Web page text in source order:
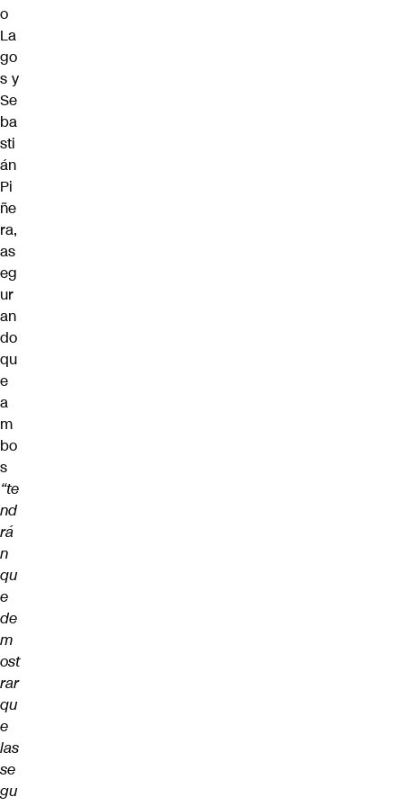
o
La
go
s y
Se
ba
sti
án
Pi
ñe
ra,
as
eg
ur
an
do
qu
e
a
m
bo
s
“te
nd
rá
n
qu
e
de
m
ost
rar
qu
e
las
se
gu